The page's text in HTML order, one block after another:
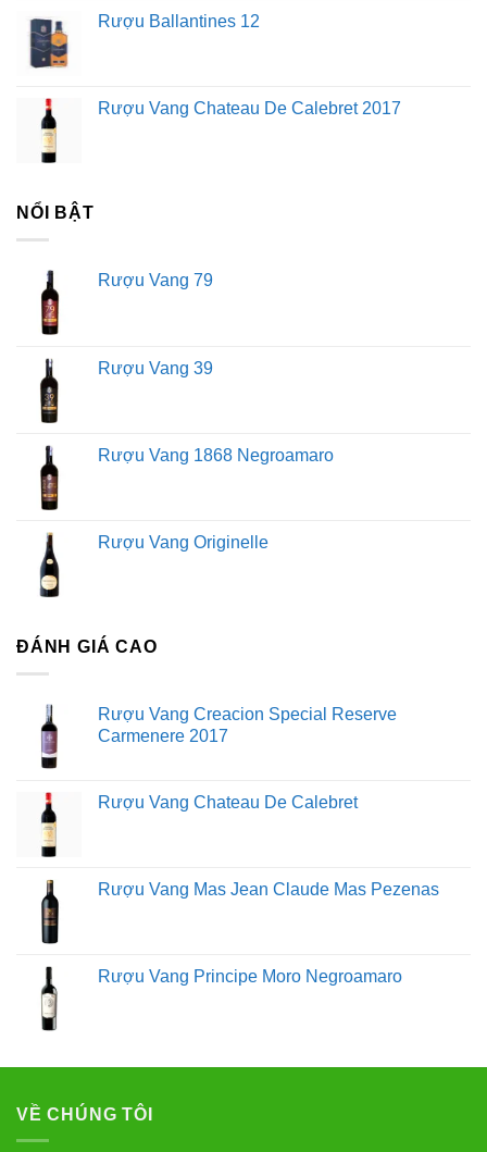
Rượu Ballantines 12
Rượu Vang Chateau De Calebret 2017
NỔI BẬT
Rượu Vang 79
Rượu Vang 39
Rượu Vang 1868 Negroamaro
Rượu Vang Originelle
ĐÁNH GIÁ CAO
Rượu Vang Creacion Special Reserve
Carmenere 2017
Rượu Vang Chateau De Calebret
Rượu Vang Mas Jean Claude Mas Pezenas
Rượu Vang Principe Moro Negroamaro
VỀ CHÚNG TÔI